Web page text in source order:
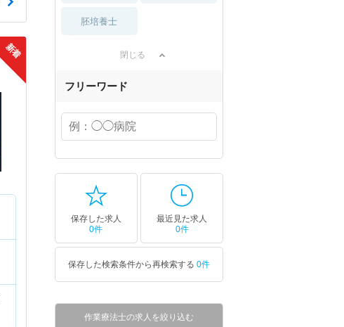
胚培養士
閉じる
フリーワード
保存した求人
0件
最近見た求人
0件
保存した検索条件から再検索する 0件
作業療法士の求人を絞り込む